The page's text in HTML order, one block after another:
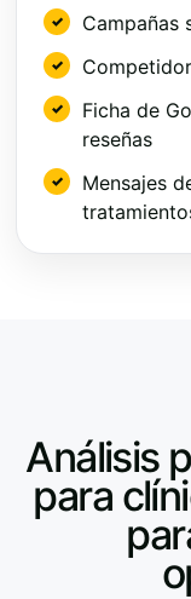
Campañas
Ficha de
reseñas
Mensajes
Análisis
para